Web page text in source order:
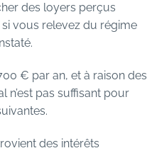
des loyers perçus
si vous relevez du régime
€ par an, et à raison des
n’est pas suffisant pour
des intérêts